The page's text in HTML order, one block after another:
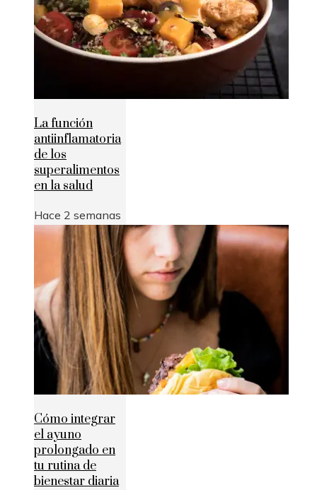
La función
antiinflamatoria
de los
superalimentos
en la salud
Hace 2 semanas
Cómo integrar
el ayuno
prolongado en
tu rutina de
bienestar diaria